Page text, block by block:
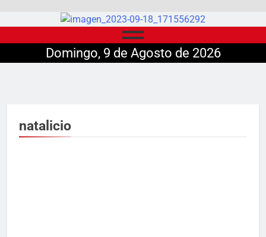
Domingo, 9 de Agosto de 2026
natalicio